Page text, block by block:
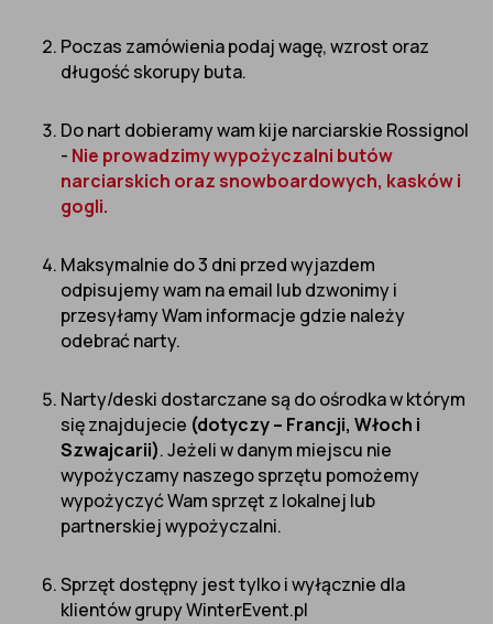
Poczas zamówienia podaj wagę, wzrost oraz
długość skorupy buta.
Do nart dobieramy wam kije narciarskie Rossignol
- Nie prowadzimy wypożyczalni butów
narciarskich oraz snowboardowych, kasków i
gogli.
Maksymalnie do 3 dni przed wyjazdem
odpisujemy wam na email lub dzwonimy i
przesyłamy Wam informacje gdzie należy
odebrać narty.
Narty/deski dostarczane są do ośrodka w którym
się znajdujecie (dotyczy – Francji, Włoch i
Szwajcarii). Jeżeli w danym miejscu nie
wypożyczamy naszego sprzętu pomożemy
wypożyczyć Wam sprzęt z lokalnej lub
partnerskiej wypożyczalni.
Sprzęt dostępny jest tylko i wyłącznie dla
klientów grupy WinterEvent.pl